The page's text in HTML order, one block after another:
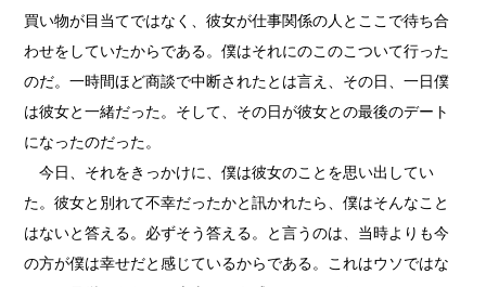
買い物が目当てではなく、彼女が仕事関係の人とここで待ち合
わせをしていたからである。僕はそれにのこのこついて行った
のだ。一時間ほど商談で中断されたとは言え、その日、一日僕
は彼女と一緒だった。そして、その日が彼女との最後のデート
になったのだった。
今日
それをきっかけに、僕は彼女のことを思い出してい
た。彼女と別れて不幸だったかと訊かれたら、僕はそんなこと
はないと答える。必ずそう答える。と言うのは、当時よりも今
の方が僕は幸せだと感じているからである。これはウソではな